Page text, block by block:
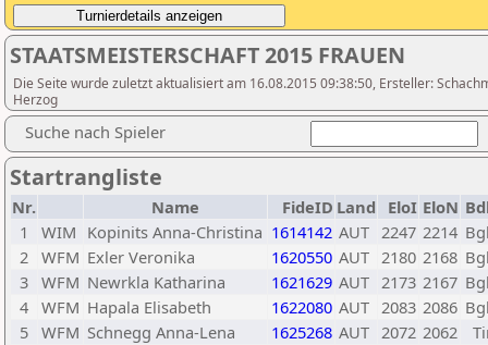
STAATSMEISTERSCHAFT 2015 FRAUEN
Die Seite wurde zuletzt aktualisiert am 16.08.2015 09:38:50, Ersteller:
Herzog
Suche nach Spieler
Startrangliste
Nr. Name FideID Land EloI EloN
1
WIM Kopinits Anna-Christina 1614142 AUT 2247 2214
2 WFM Exler Veronika 1620550 AUT 2180 2168
3 WFM Newrkla Katharina 1621629 AUT 2173 2167
4 WFM Hapala Elisabeth 1622080 AUT 2083 2086
5 WFM Schnegg Anna-Lena 1625268 AUT 2072 2062